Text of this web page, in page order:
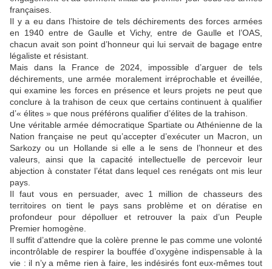
françaises.
Il y a eu dans l’histoire de tels déchirements des forces armées
en 1940 entre de Gaulle et Vichy, entre de Gaulle et l’OAS,
chacun avait son point d’honneur qui lui servait de bagage entre
légaliste et résistant.
Mais dans la France de 2024, impossible d’arguer de tels
déchirements, une armée moralement irréprochable et éveillée,
qui examine les forces en présence et leurs projets ne peut que
conclure à la trahison de ceux que certains continuent à qualifier
d’« élites » que nous préférons qualifier d’élites de la trahison.
Une véritable armée démocratique Spartiate ou Athénienne de la
Nation française ne peut qu’accepter d’exécuter un Macron, un
Sarkozy ou un Hollande si elle a le sens de l’honneur et des
valeurs, ainsi que la capacité intellectuelle de percevoir leur
abjection à constater l’état dans lequel ces renégats ont mis leur
pays.
Il faut vous en persuader, avec 1 million de chasseurs des
territoires on tient le pays sans problème et on dératise en
profondeur pour dépolluer et retrouver la paix d’un Peuple
Premier homogène.
Il suffit d’attendre que la colère prenne le pas comme une volonté
incontrôlable de respirer la bouffée d’oxygène indispensable à la
vie : il n’y a même rien à faire, les indésirés font eux-mêmes tout